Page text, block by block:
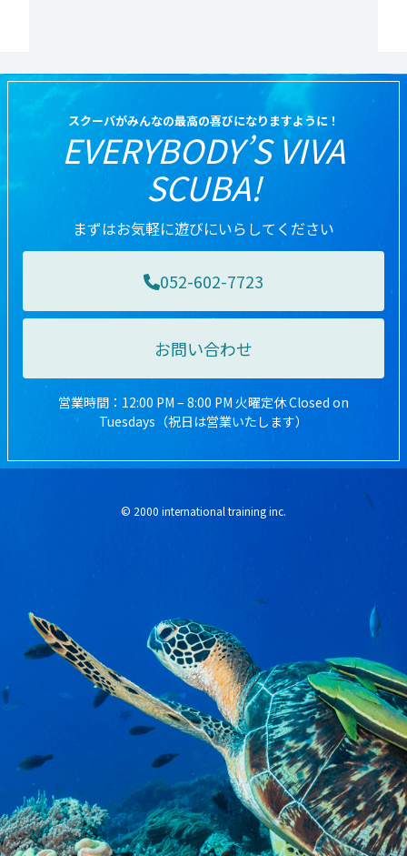
スクーバがみんなの最高の喜びになりますように！
EVERYBODY’S VIVA
SCUBA!
まずはお気軽に遊びにいらしてください
052-602-7723
お問い合わせ
営業時間：12:00 PM – 8:00 PM 火曜定休 Closed on
Tuesdays（祝日は営業いたします）
© 2000 international training inc.